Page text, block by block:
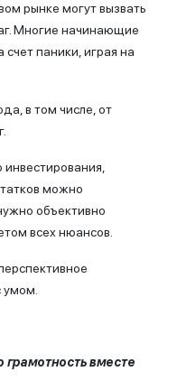
рынке могут вызвать
Многие начинающие
паники, играя на
в том числе, от
инвестирования,
можно
объективно
всех нюансов.
умом.
вместе